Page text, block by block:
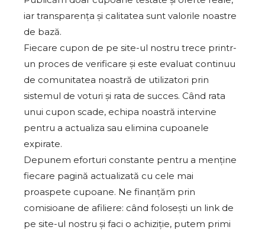
iar transparența și calitatea sunt valorile noastre
de bază.
Fiecare cupon de pe site-ul nostru trece printr-
un proces de verificare și este evaluat continuu
de comunitatea noastră de utilizatori prin
sistemul de voturi și rata de succes. Când rata
unui cupon scade, echipa noastră intervine
pentru a actualiza sau elimina cupoanele
expirate.
Depunem eforturi constante pentru a menține
fiecare pagină actualizată cu cele mai
proaspete cupoane. Ne finanțăm prin
comisioane de afiliere: când folosești un link de
pe site-ul nostru și faci o achiziție, putem primi